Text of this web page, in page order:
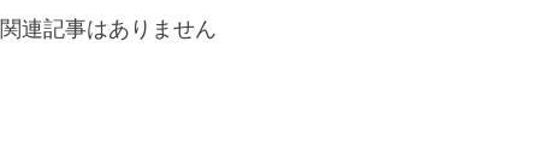
関連記事はありません